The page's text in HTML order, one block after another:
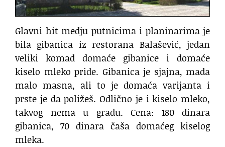
Glavni hit medju putnicima i planinarima je
bila gibanica iz restorana Balašević, jedan
veliki komad domaće gibanice i domaće
kiselo mleko pride. Gibanica je sjajna, mada
malo masna, ali to je domaća varijanta i
prste je da poližeš. Odlično je i kiselo mleko,
takvog nema u gradu. Cena: 180 dinara
gibanica, 70 dinara čaša domaćeg kiselog
mleka.